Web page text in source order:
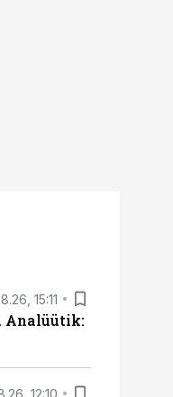
15:11
Analüütik:
12:10